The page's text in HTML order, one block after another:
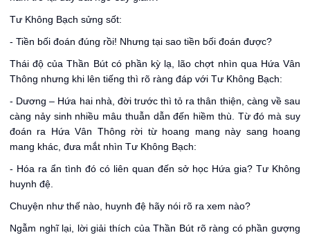
Tư Không Bạch sửng sốt:
- Tiền bối đoán đúng rồi! Nhưng tại sao tiền bối đoán được?
Thái độ của Thần Bút có phần kỳ lạ, lão chợt nhìn qua Hứa Vân
Thông nhưng khi lên tiếng thì rõ ràng đáp với Tư Không Bạch:
- Dương – Hứa hai nhà, đời trước thì tỏ ra thân thiện, càng về sau
càng nảy sinh nhiều mâu thuẫn dẫn đến hiềm thù. Từ đó mà suy
đoán ra Hứa Vân Thông rời từ hoang mang này sang hoang
mang khác, đưa mắt nhìn Tư Không Bạch:
- Hóa ra ẩn tình đó có liên quan đến sở học Hứa gia? Tư Không
huynh đệ.
Chuyện như thế nào, huynh đệ hãy nói rõ ra xem nào?
Ngẫm nghĩ lại, lời giải thích của Thần Bút rõ ràng có phần gượng